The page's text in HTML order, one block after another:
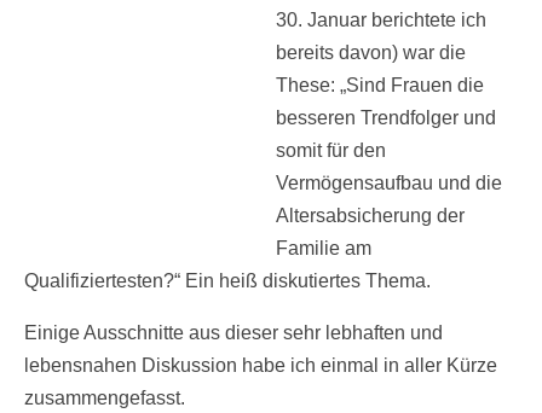
30. Januar berichtete ich
bereits davon) war die
These: „Sind Frauen die
besseren Trendfolger und
somit für den
Vermögensaufbau und die
Altersabsicherung der
Familie am
Qualifiziertesten?“ Ein heiß diskutiertes Thema.
Einige Ausschnitte aus dieser sehr lebhaften und
lebensnahen Diskussion habe ich einmal in aller Kürze
zusammengefasst.